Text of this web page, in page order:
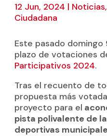
12 Jun, 2024 | Noticias,
Ciudadana
Este pasado domingo
plazo de votaciones
Participativos 2024.
Tras el recuento de
propuesta más
proyecto para el
pista polivalente de
deportivas